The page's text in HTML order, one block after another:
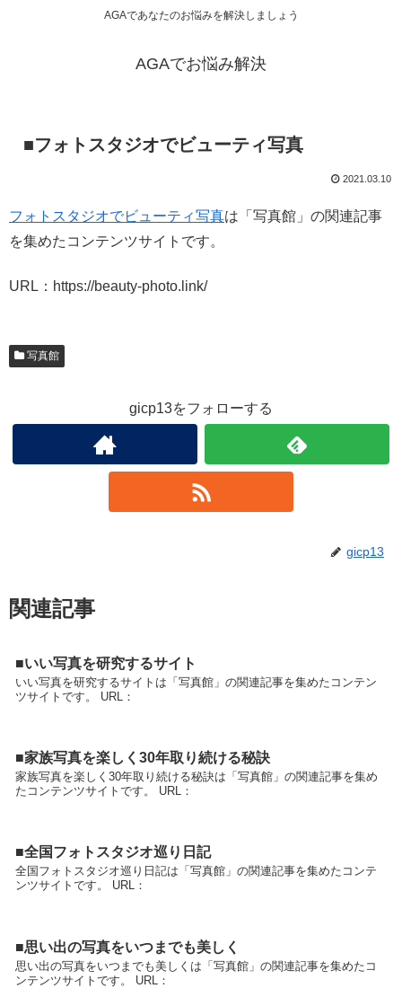
AGAであなたのお悩みを解決しましょう
AGAでお悩み解決
■フォトスタジオでビューティ写真
2021.03.10
フォトスタジオでビューティ写真は「写真館」の関連記事
を集めたコンテンツサイトです。
URL：https://beauty-photo.link/
写真館
gicp13をフォローする
gicp13
関連記事
■いい写真を研究するサイト
いい写真を研究するサイトは「写真館」の関連記事を集めたコンテン
ツサイトです。 URL：
■家族写真を楽しく30年取り続ける秘訣
家族写真を楽しく30年取り続ける秘訣は「写真館」の関連記事を集め
たコンテンツサイトです。 URL：
■全国フォトスタジオ巡り日記
全国フォトスタジオ巡り日記は「写真館」の関連記事を集めたコンテ
ンツサイトです。 URL：
■思い出の写真をいつまでも美しく
思い出の写真をいつまでも美しくは「写真館」の関連記事を集めたコ
ンテンツサイトです。 URL：